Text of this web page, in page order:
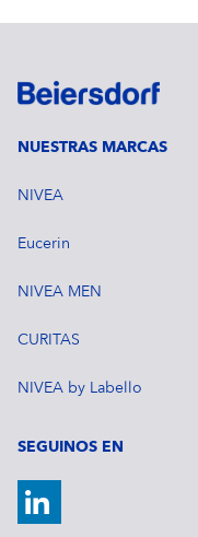
NUESTRAS MARCAS
NIVEA
Eucerin
NIVEA MEN
CURITAS
NIVEA by Labello
SEGUINOS EN